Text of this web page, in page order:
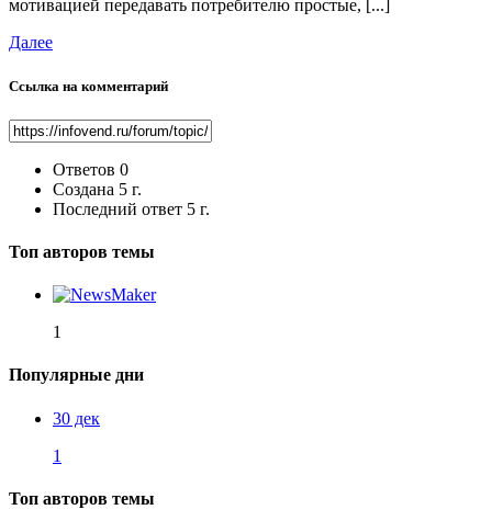
мотивацией передавать потребителю простые, [...]
Далее
Ссылка на комментарий
Ответов 0
Создана 5 г.
Последний ответ 5 г.
Топ авторов темы
1
Популярные дни
30 дек
1
Топ авторов темы